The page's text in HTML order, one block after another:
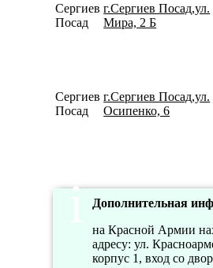
Сергиев
Посад
г.Сергиев Посад,ул.
Мира, 2 Б
Сергиев
Посад
г.Сергиев Посад,ул.
Осипенко, 6
Дополнительная
на Красной Армии
адресу: ул.
корпус 1, вход со